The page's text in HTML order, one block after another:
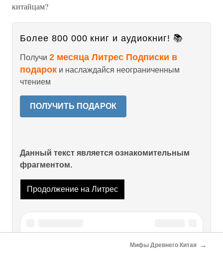
китайцам?
Более 800 000 книг и аудиокниг! 📚
Получи 2 месяца Литрес Подписки в
подарок и наслаждайся неограниченным
чтением
ПОЛУЧИТЬ ПОДАРОК
Данный текст является ознакомительным
фрагментом.
Продолжение на Литрес
Мифы Древнего Китая →